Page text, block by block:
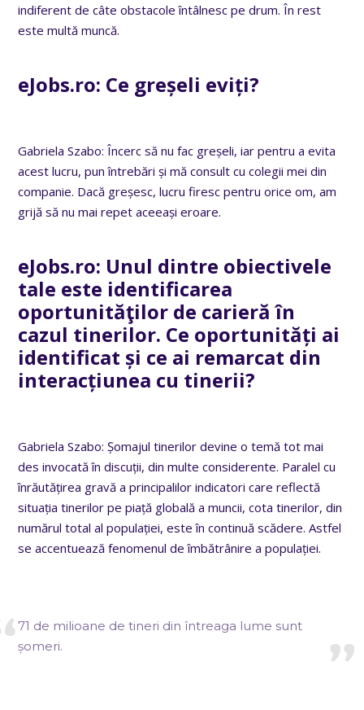
indiferent de câte obstacole întâlnesc pe drum. În rest
este multă muncă.
eJobs.ro: Ce greșeli eviți?
Gabriela Szabo: Încerc să nu fac greșeli, iar pentru a evita
acest lucru, pun întrebări și mă consult cu colegii mei din
companie. Dacă greșesc, lucru firesc pentru orice om, am
grijă să nu mai repet aceeași eroare.
eJobs.ro: Unul dintre obiectivele
tale este identificarea
oportunităţilor de carieră în
cazul tinerilor. Ce oportunități ai
identificat și ce ai remarcat din
interacțiunea cu tinerii?
Gabriela Szabo: Șomajul tinerilor devine o temă tot mai
des invocată în discuții, din multe considerente. Paralel cu
înrăutățirea gravă a principalilor indicatori care reflectă
situația tinerilor pe piață globală a muncii, cota tinerilor, din
numărul total al populației, este în continuă scădere. Astfel
se accentuează fenomenul de îmbătrânire a populației.
71 de milioane de tineri din întreaga lume sunt
șomeri.